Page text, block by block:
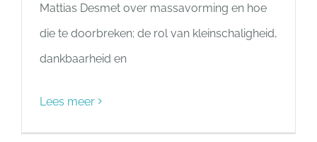
Mattias Desmet over massavorming en hoe
die te doorbreken; de rol van kleinschaligheid,
dankbaarheid en
Lees meer